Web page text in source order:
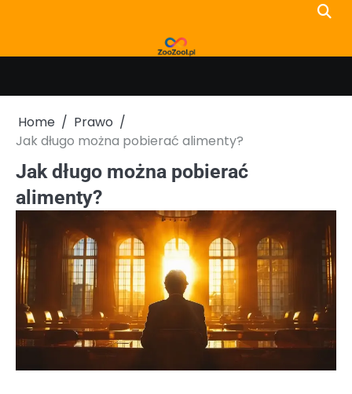
Home
Prawo
Jak długo można pobierać alimenty?
Jak długo można pobierać
alimenty?